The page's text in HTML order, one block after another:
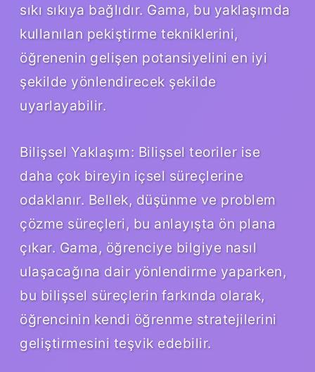
sıkı sıkıya bağlıdır. Gama, bu yaklaşımda
kullanılan pekiştirme tekniklerini,
öğrenenin gelişen potansiyelini en iyi
şekilde yönlendirecek şekilde
uyarlayabilir.
Bilişsel Yaklaşım: Bilişsel teoriler ise
daha çok bireyin içsel süreçlerine
odaklanır. Bellek, düşünme ve problem
çözme süreçleri, bu anlayışta ön plana
çıkar. Gama, öğrenciye bilgiye nasıl
ulaşacağına dair yönlendirme yaparken,
bu bilişsel süreçlerin farkında olarak,
öğrencinin kendi öğrenme stratejilerini
geliştirmesini teşvik edebilir.